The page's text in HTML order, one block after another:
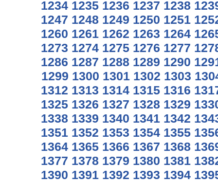
1234 1235 1236 1237 1238
1247 1248 1249 1250 1251
1260 1261 1262 1263 1264
1273 1274 1275 1276 1277
1286 1287 1288 1289 1290
1299 1300 1301 1302 1303
1312 1313 1314 1315 1316
1325 1326 1327 1328 1329
1338 1339 1340 1341 1342
1351 1352 1353 1354 1355
1364 1365 1366 1367 1368
1377 1378 1379 1380 1381
1390 1391 1392 1393 1394